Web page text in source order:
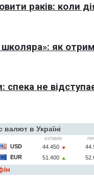
раків: коли
як
спека не